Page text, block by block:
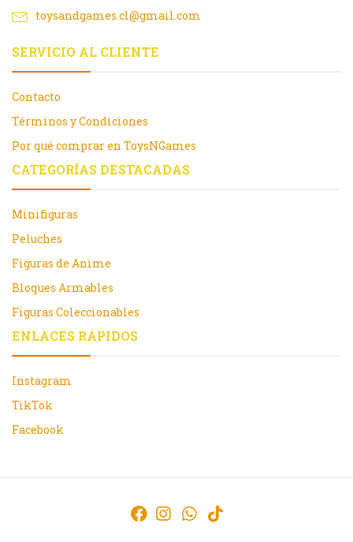
toysandgames.cl@gmail.com
SERVICIO AL CLIENTE
Contacto
Términos y Condiciones
Por qué comprar en ToysNGames
CATEGORÍAS DESTACADAS
Minifiguras
Peluches
Figuras de Anime
Bloques Armables
Figuras Coleccionables
ENLACES RÁPIDOS
Instagram
TikTok
Facebook